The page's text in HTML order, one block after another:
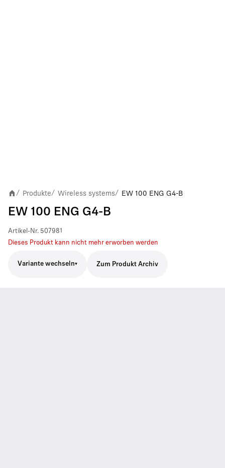
/ Produkte/ Wireless systems/ EW 100 ENG G4-B
EW 100 ENG G4-B
Artikel-Nr. 507981
Dieses Produkt kann nicht mehr erworben werden
Variante wechseln Zum Produkt Archiv